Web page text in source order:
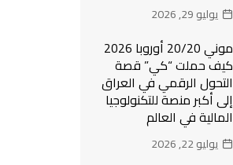
يوليو 29, 2026
موني 20/20 أوروبا 2026
كيف حملت “كي” قصة
التحول الرقمي في العراق
إلى أكبر منصة للتكنولوجيا
المالية في العالم
يوليو 22, 2026